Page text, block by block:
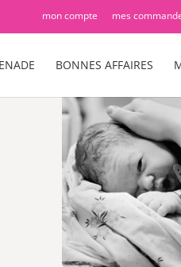
mon compte mes
BONNES AFFAIRES